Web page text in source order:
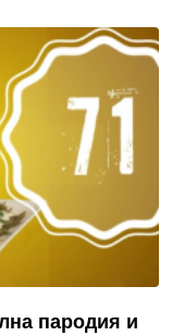
пародия и